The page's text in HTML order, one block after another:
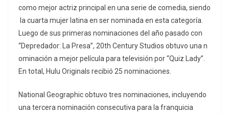
como mejor actriz principal en una serie de comedia, siendo
la cuarta mujer latina en ser nominada en esta categoría.
Luego de sus primeras nominaciones del año pasado con
“Depredador: La Presa”, 20th Century Studios obtuvo una n
ominación a mejor película para televisión por “Quiz Lady”.
En total, Hulu Originals recibió 25 nominaciones.
National Geographic obtuvo tres nominaciones, incluyendo
una tercera nominación consecutiva para la franquicia